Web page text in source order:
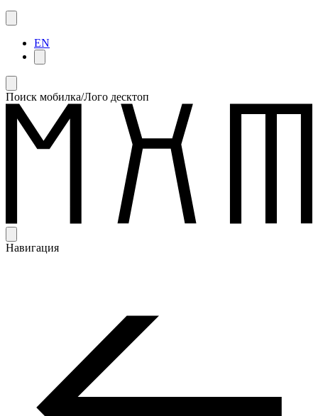
EN
Поиск мобилка/Лого десктоп
Навигация